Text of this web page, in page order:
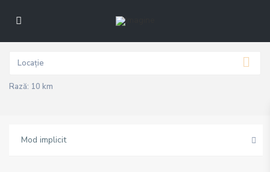
Rază: 10 km
Mod implicit